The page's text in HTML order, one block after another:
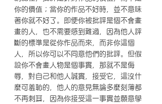
你的價值； 當你的作品不好時，並不意味
著你就不好了。 即便你被批評是個不會畫
畫的人，也不需要感到難過，因為他人評
斷的標準是從你作品而來，而非你這個
人，所以你可以不同意他們的批評
但假
設你不會畫人物是個事實，那就不是侮
辱，對自己和他人誠實，接受它，這沒什
麼可羞恥的，他人的意見無論多麼刻薄都
不再刺耳，因為你接受這一事實並願意學